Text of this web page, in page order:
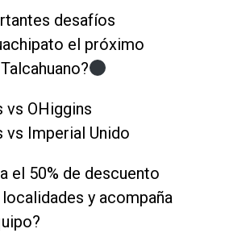
desafíos
el próximo
vs OHiggins
vs Imperial Unido
el 50% de descuento
y acompaña